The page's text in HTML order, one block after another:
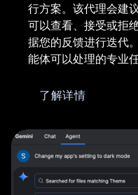
行方案。该代理会建
可以查看、接受或拒
据您的反馈进行迭代
能体可以处理的专业任
了解详情